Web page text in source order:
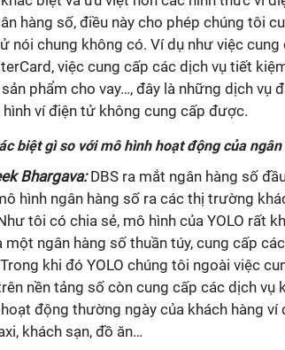
hàng số, điều này cho phép chúng tôi
nói chung không có. Ví dụ như việc
việc cung cấp các dịch vụ tiết
phẩm cho vay…, đây là những dịch vụ
ví điện tử không cung cấp được.
biệt gì so với mô hình hoạt động của
Bhargava:DBS ra mắt ngân hàng số
hình ngân hàng số ra các thị trường
tôi có chia sẻ, mô hình của YOLO rất
một ngân hàng số thuần túy, cung cấp
khi đó YOLO chúng tôi ngoài việc
nền tảng số còn cung cấp các dịch vụ
hoạt động thường ngày của khách hàng ví
khách sạn, đồ ăn…